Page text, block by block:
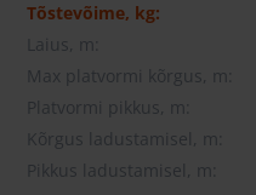
Tõstevõime, kg:
Laius, m:
Max platvormi kõrgus, m:
Platvormi pikkus, m:
Kõrgus ladustamisel, m:
Pikkus ladustamisel, m: